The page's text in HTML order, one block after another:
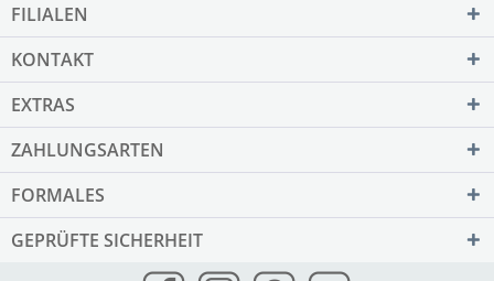
FILIALEN
KONTAKT
EXTRAS
ZAHLUNGSARTEN
FORMALES
GEPRÜFTE SICHERHEIT